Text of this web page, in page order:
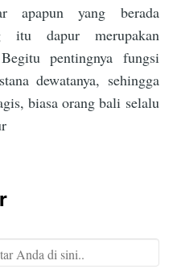
apapun yang berada
itu dapur merupakan
pentingnya fungsi
dewatanya, sehingga
biasa orang bali selalu